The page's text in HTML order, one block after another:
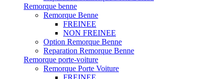
Remorque benne
Remorque Benne
FREINEE
NON FREINEE
Option Remorque Benne
Reparation Remorque Benne
Remorque porte-voiture
Remorque Porte Voiture
FREINEE